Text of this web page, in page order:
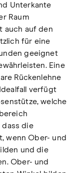
Unterkante
Raum
auch auf den
für eine
geeignet
Eine
Rückenlehne
verfügt
welche
dass die
wenn Ober- und
und die
Ober- und